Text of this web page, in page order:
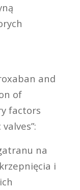
and
of
factors
na
i